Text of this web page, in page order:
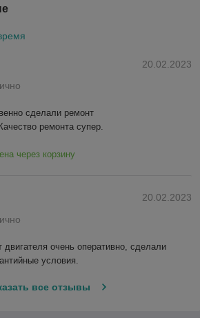
20.02.2023
сделали ремонт
ремонта супер.
через корзину
20.02.2023
очень оперативно, сделали
условия.
все отзывы